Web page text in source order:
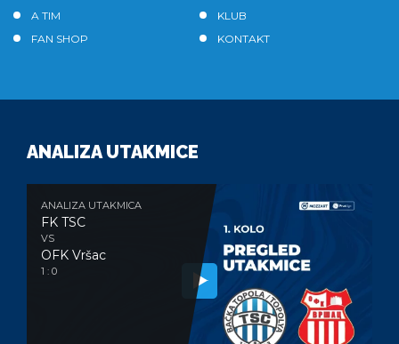
A TIM
KLUB
FAN SHOP
KONTAKT
ANALIZA UTAKMICE
ANALIZA UTAKMICA
FK TSC
VS
OFK Vršac
1 : 0